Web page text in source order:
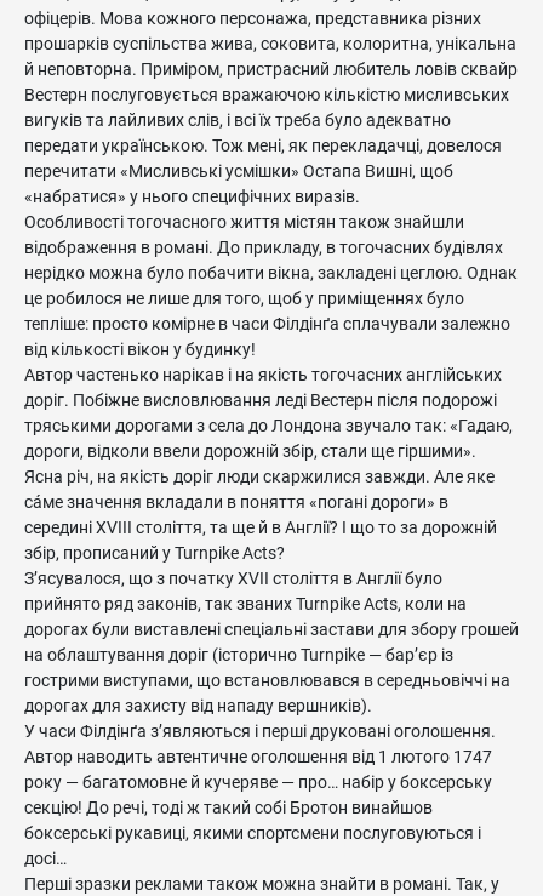
офіцерів. Мова кожного персонажа, представника різних
прошарків суспільства жива, соковита, колоритна, унікальна
й неповторна. Приміром, пристрасний любитель ловів сквайр
Вестерн послуговується вражаючою кількістю мисливських
вигуків та лайливих слів, і всі їх треба було адекватно
передати українською. Тож мені, як перекладачці, довелося
перечитати «Мисливські усмішки» Остапа Вишні, щоб
«набратися» у нього специфічних виразів.
Особливості тогочасного життя містян також знайшли
відображення в романі. До прикладу, в тогочасних будівлях
нерідко можна було побачити вікна, закладені цеглою. Однак
це робилося не лише для того, щоб у приміщеннях було
тепліше: просто комірне в часи Філдінґа сплачували залежно
від кількості вікон у будинку!
Автор частенько нарікав і на якість тогочасних англійських
доріг. Побіжне висловлювання леді Вестерн після подорожі
тряськими дорогами з села до Лондона звучало так: «Гадаю,
дороги, відколи ввели дорожній збір, стали ще гіршими».
Ясна річ, на якість доріг люди скаржилися завжди. Але яке
сáме значення вкладали в поняття «погані дороги» в
середині XVIII століття, та ще й в Англії? І що то за дорожній
збір, прописаний у Turnpike Acts?
З’ясувалося, що з початку XVІІ століття в Англії було
прийнято ряд законів, так званих Turnpike Acts, коли на
дорогах були виставлені спеціальні застави для збору грошей
на облаштування доріг (історично Turnpike — бар’єр із
гострими виступами, що встановлювався в середньовіччі на
дорогах для захисту від нападу вершників).
У часи Філдінґа з’являються і перші друковані оголошення.
Автор наводить автентичне оголошення від 1 лютого 1747
року — багатомовне й кучеряве — про… набір у боксерську
секцію! До речі, тоді ж такий собі Бротон винайшов
боксерські рукавиці, якими спортсмени послуговуються і
досі…
Перші зразки реклами також можна знайти в романі. Так, у